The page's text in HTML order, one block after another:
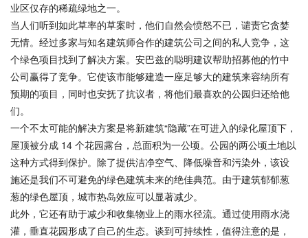
业区仅存的稀疏绿地之一。
当人们听到如此草率的草案时，他们自然会愤怒不已，谴责它贪婪
无情。经过多家与知名建筑师合作的建筑公司之间的私人竞争，这
个绿色项目找到了解决方案。安巴兹的聪明建议帮助招募他的竹中
公司赢得了竞争。它使该市能够建造一座足够大的建筑来容纳所有
预期的项目，同时也安抚了抗议者，将他们最喜欢的公园归还给他
们。
一个不太可能的解决方案是将新建筑“隐藏”在可进入的绿化屋顶下，
屋顶被分成 14 个花园露台，总面积为一公顷。公园的两公顷土地以
这种方式得到保护。除了提供洁净空气、降低噪音和污染外，该设
施还是我们不可避免的绿色建筑未来的绝佳典范。由于建筑郁郁葱
葱的绿色屋顶，城市热岛效应可以显著减少。
此外，它还有助于减少和收集物业上的雨水径流。通过使用雨水浇
灌，垂直花园形成了自己的生态。谈到可持续性，值得注意的是，